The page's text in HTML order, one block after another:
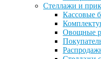
Стеллажи и
Кассовые
Овощные